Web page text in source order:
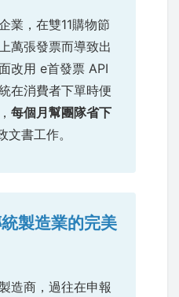
業，在雙11購物節
萬張發票而導致出
改用 e首發票 API
在消費者下單時便
每個月幫團隊省下
文書工作。
製造業的完美
造商，過往在申報